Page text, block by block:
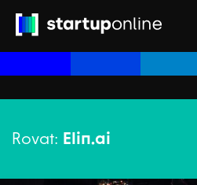
Rovat: Elin.ai